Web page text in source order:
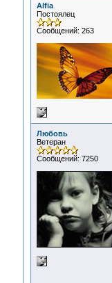
Alfia
Постоялец
Сообщений: 263
Любовь
Ветеран
Сообщений: 7250